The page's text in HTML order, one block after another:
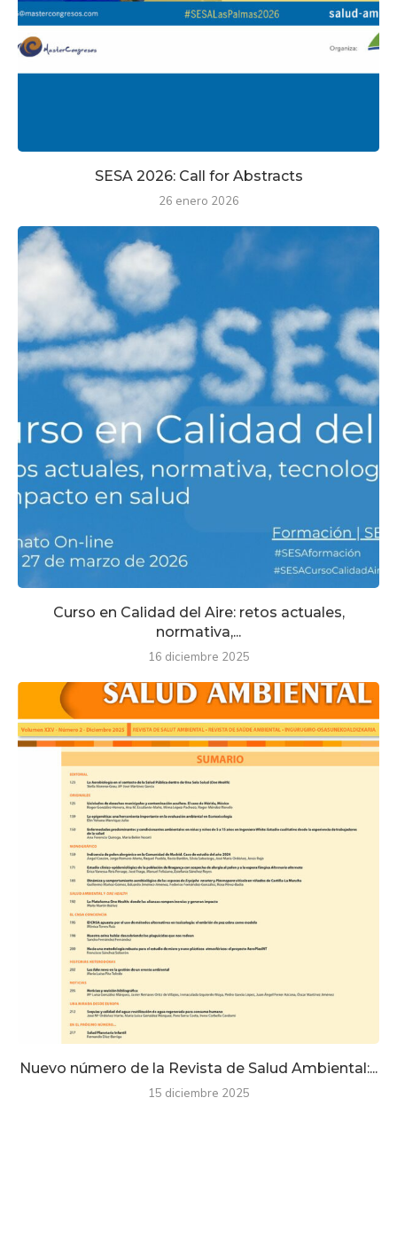
SESA 2026: Call for Abstracts
26 enero 2026
Curso en Calidad del Aire: retos actuales,
normativa,...
16 diciembre 2025
Nuevo número de la Revista de Salud Ambiental:...
15 diciembre 2025